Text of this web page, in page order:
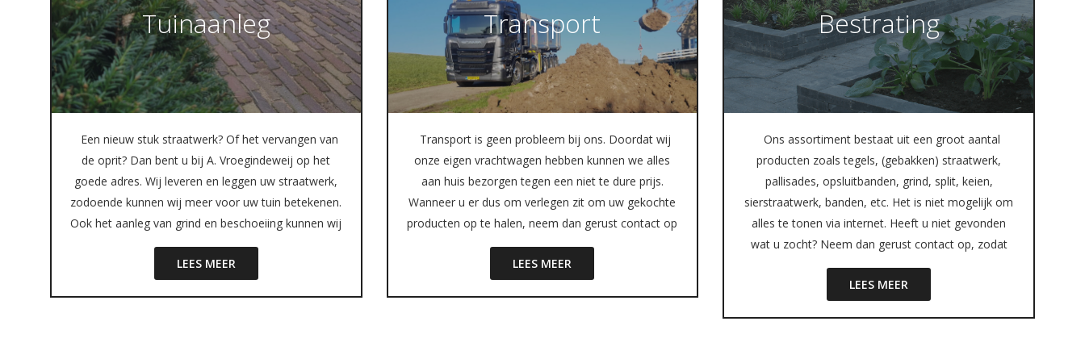
Tuinaanleg
Een nieuw stuk straatwerk? Of het vervangen van
de oprit? Dan bent u bij A. Vroegindeweij op het
goede adres. Wij leveren en leggen uw straatwerk,
zodoende kunnen wij meer voor uw tuin betekenen.
Ook het aanleg van grind en beschoeiing kunnen wij
LEES MEER
Transport
Transport is geen probleem bij ons. Doordat wij
onze eigen vrachtwagen hebben kunnen we alles
aan huis bezorgen tegen een niet te dure prijs.
Wanneer u er dus om verlegen zit om uw gekochte
producten op te halen, neem dan gerust contact op
LEES MEER
Bestrating
Ons assortiment bestaat uit een groot aantal
producten zoals tegels, (gebakken) straatwerk,
pallisades, opsluitbanden, grind, split, keien,
sierstraatwerk, banden, etc. Het is niet mogelijk om
alles te tonen via internet. Heeft u niet gevonden
wat u zocht? Neem dan gerust contact op, zodat
LEES MEER